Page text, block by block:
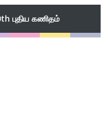
புதிய கணிதம்